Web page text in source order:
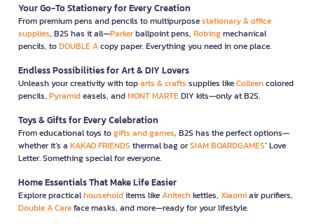
Your Go-To Stationery for Every Creation
From premium pens and pencils to multipurposestationary & office
supplies, B2S has it all—Parkerballpoint pens, Rotringmechanical
pencils, toDOUBLE Acopy paper. Everything you need in one place.
Endless Possibilities for Art & DIY Lovers
Unleash your creativity with toparts & crafts supplies likeColleencolored
pencils, Pyramideasels, andMONT MARTEDIY kits—only at B2S.
Toys & Gifts for Every Celebration
From educational toys togifts and games, B2S has the perfect options—
whether it’s a KAKAO FRIENDS thermal bag orSIAM BOARDGAMES’ Love
Letter. Something special for everyone.
Home Essentials That Make Life Easier
Explore practicalhouseholditems likeAnitechkettles, Xiaomiair purifiers,
Double A Careface masks, and more—ready for your lifestyle.